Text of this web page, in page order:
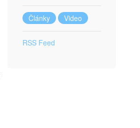
Články Video
RSS Feed